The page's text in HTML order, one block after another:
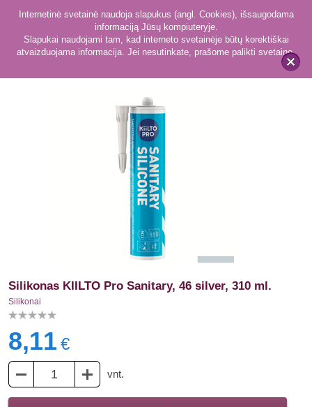
x
Internetinė svetainė naudoja slapukus (angl. Cookies), išsaugodama
informaciją Jūsų kompiuteryje.
Slapukai naudojami tam, kad interneto svetainėje būtų korektiškai
atvaizduojama informacija. Jei nesutinkate, prašome palikti svetainę.
Silikonai 41
Silikonas KIILTO Pro Sanitary, 46 silver, 310 ml.
Silikonai
8,11 €
vnt.